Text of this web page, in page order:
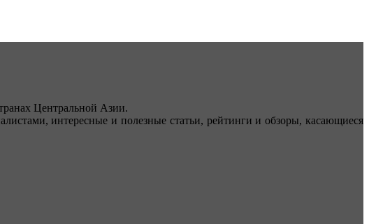
Центральной Азии.
интересные и полезные статьи, рейтинги и обзоры, касающиеся